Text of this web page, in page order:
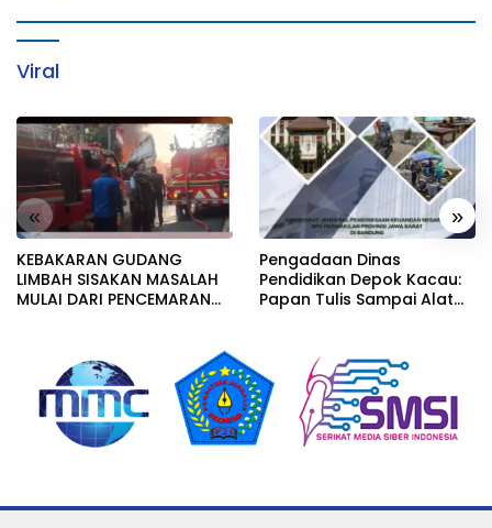
Viral
« »
KEBAKARAN GUDANG
LIMBAH SISAKAN MASALAH
MULAI DARI PENCEMARAN
IZIN LINGKUNGAN
Pengadaan Dinas
Pendidikan Depok Kacau:
Papan Tulis Sampai Alat
Disembunyikan!